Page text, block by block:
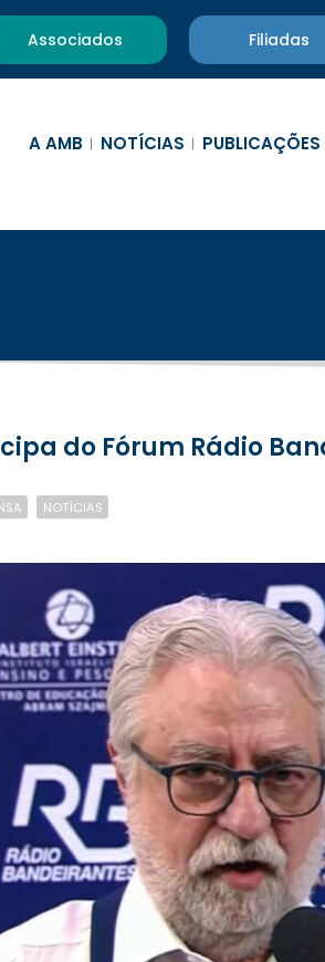
Associados Filiadas
A AMB NOTÍCIAS PUBLICAÇÕES
do Fórum Rádio
NOTÍCIAS